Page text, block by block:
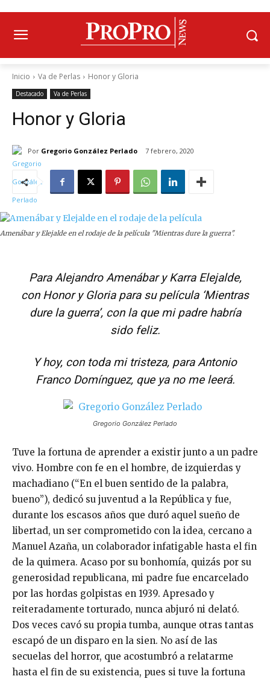
Inicio Va de Perlas Honor y Gloria
Destacado Va de Perlas
Honor y Gloria
Por Gregorio González Perlado 7 febrero, 2020
Amenábar y Elejalde en el rodaje de la película "Mientras dure la guerra".
Para Alejandro Amenábar y Karra Elejalde,
con Honor y Gloria para su película ‘Mientras
dure la guerra’, con la que mi padre habría
sido feliz.
Y hoy, con toda mi tristeza, para Antonio
Franco Domínguez, que ya no me leerá.
Gregorio González Perlado
Tuve la fortuna de aprender a existir junto a un padre
vivo. Hombre con fe en el hombre, de izquierdas y
machadiano (“En el buen sentido de la palabra,
bueno”), dedicó su juventud a la República y fue,
durante los escasos años que duró aquel sueño de
libertad, un ser comprometido con la idea, cercano a
Manuel Azaña, un colaborador infatigable hasta el fin
de la quimera. Acaso por su bonhomía, quizás por su
generosidad republicana, mi padre fue encarcelado
por las hordas golpistas en 1939. Apresado y
reiteradamente torturado, nunca abjuró ni delató.
Dos veces cavó su propia tumba, aunque otras tantas
escapó de un disparo en la sien. No así de las
secuelas del horror, que acostumbró a relatarme
hasta el fin de su existencia, pues si tuve la fortuna